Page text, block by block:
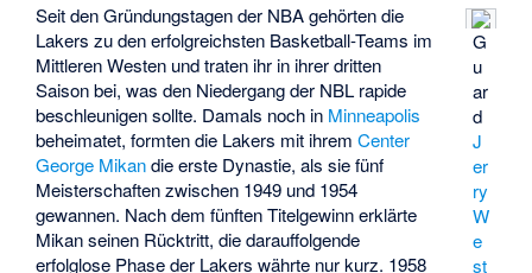
G
u
ar
d
J
er
ry
W
e
st
Seit den Gründungstagen der NBA gehörten die
Lakers zu den erfolgreichsten Basketball-Teams im
Mittleren Westen und traten ihr in ihrer dritten
Saison bei, was den Niedergang der NBL rapide
beschleunigen sollte. Damals noch in Minneapolis
beheimatet, formten die Lakers mit ihremCenter
George Mikandie erste Dynastie, als sie fünf
Meisterschaften zwischen 1949 und 1954
gewannen. Nach dem fünften Titelgewinn erklärte
Mikan seinen Rücktritt, die darauffolgende
erfolglose Phase der Lakers währte nur kurz. 1958